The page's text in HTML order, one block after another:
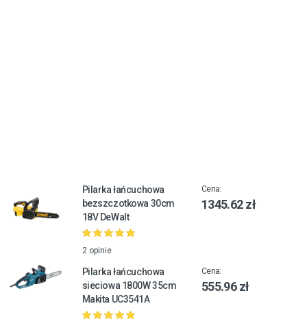
Pilarka łańcuchowa
bezszczotkowa 30cm
18V DeWalt
2 opinie
Cena:
1345.62 zł
Pilarka łańcuchowa
sieciowa 1800W 35cm
Makita UC3541A
Cena:
555.96 zł